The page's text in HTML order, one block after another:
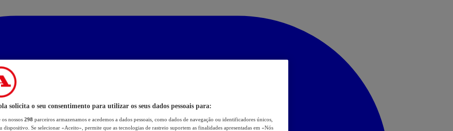
solicita o seu consentimento para utilizar os seus dados pessoais para:
os nossos 298 parceiros armazenamos e acedemos a dados pessoais, como dados de navegação ou identificadores únicos,
dispositivo. Se selecionar «Aceito», permite que as tecnologias de rastreio suportem as finalidades apresentadas em «Nós